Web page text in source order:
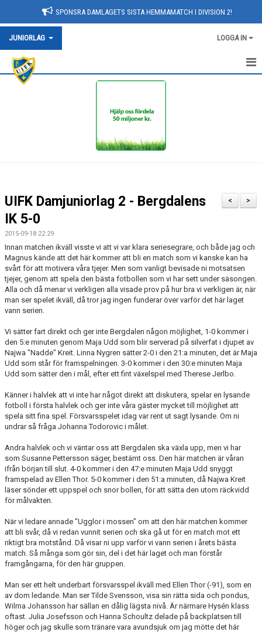
SPONSRA DAMLAGETS SISTA HEMMAMATCH I DIVISION 2!
JUNIORLAG LOGGA IN
HEM
DOKUMENT
KONTAKT
MATCHER
TABELL & RESULTAT
>
<
UIFK Damjuniorlag 2 - Bergdalens
IK 5-0
2015-09-18 22:29
Innan matchen ikväll visste vi att vi var klara seriesegrare, och både jag och
Magnus kände att det här kommer att bli en match som vi kanske kan ha
svårt för att motivera våra tjejer. Men som vanligt bevisade ni motsatsen
tjejer, genom att spela den bästa fotbollen som vi har sett under säsongen.
Alla och då menar vi verkligen alla visade prov på hur bra vi verkligen är, när
man ser spelet ikväll, då tror jag ingen funderar över varför det här laget
vann serien.
Vi sätter fart direkt och ger inte Bergdalen någon möjlighet, 1-0 kommer i
den 5:e minuten genom Maja Udd som blir serverad på silverfat i djupet av
Najwa "Nadde" Kreit. Linna Nygren sätter 2-0 i den 21:a minuten, det är Maja
Udd som står för framspelningen. 3-0 kommer i den 30:e minuten Maja
Udd som sätter den i mål, efter ett fint växelspel med Therese Jerlbo.
Känner i halvlek att vi inte har något direkt att diskutera, spelar en lysande
fotboll i första halvlek och ger inte våra gäster mycket till möjlighet att
spela sitt fina spel. Försvarsspelet idag var rent ut sagt lysande. Om ni
undrar så fråga Johanna Todorovic i målet.
Andra halvlek och vi väntar oss att Bergdalen ska växla upp, men vi har
som Susanne Pettersson säger, bestämt oss. Den här matchen är våran
ifrån början till slut. 4-0 kommer i den 47:e minuten Maja Udd snyggt
framspelad av Ellen Thor. 5-0 kommer i den 51:a minuten, då Najwa Kreit
läser sönder ett uppspel och snor bollen, för att sätta den utom räckvidd
för målvakten.
När vi ledare annade "Ugglor i mossen" om att den här matchen kommer
att bli svår, då vi redan vunnit serien och ska gå ut för en match mot ett
riktigt bra motstånd. Då visar ni upp varför vi vann serien i årets bästa
match. Så många som gör sin, del i det här laget och man förstår
framgångarna, för den här gruppen.
Man ser ett helt underbart försvarsspel ikväll med Ellen Thor (-91), som en
av dom ledande. Man ser Tilde Svensson, visa sin rätta sida och pondus,
Wilma Johansson har sällan en dålig lägsta nivå. Är närmare Hysén klass
oftast. Julia Josefsson och Hanna Schoultz delade på backplatsen till
höger och jag skulle som tränare vara avundsjuk om jag mötte det här